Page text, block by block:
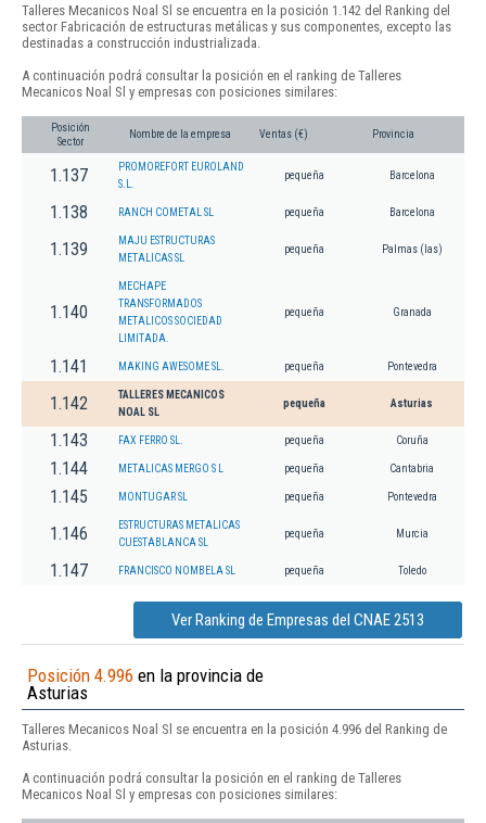
Talleres Mecanicos Noal Sl se encuentra en la posición 1.142 del Ranking del
sector Fabricación de estructuras metálicas y sus componentes, excepto las
destinadas a construcción industrializada.
A continuación podrá consultar la posición en el ranking de Talleres
Mecanicos Noal Sl y empresas con posiciones similares:
Posición
Sector
Nombre de la empresa Ventas (€) Provincia
1.137
PROMOREFORT EUROLAND
S.L.
pequeña Barcelona
1.138 RANCH COMETAL SL pequeña Barcelona
1.139
MAJU ESTRUCTURAS
METALICAS SL
pequeña Palmas (las)
1.140
MECHAPE
TRANSFORMADOS
METALICOS SOCIEDAD
LIMITADA.
pequeña Granada
1.141 MAKING AWESOME SL. pequeña Pontevedra
1.142
TALLERES MECANICOS
NOAL SL
pequeña Asturias
1.143 FAX FERRO SL. pequeña Coruña
1.144 METALICAS MERGO S L pequeña Cantabria
1.145 MONTUGAR SL pequeña Pontevedra
1.146
ESTRUCTURAS METALICAS
CUESTABLANCA SL
pequeña Murcia
1.147 FRANCISCO NOMBELA SL pequeña Toledo
Ver Ranking de Empresas del CNAE 2513
Posición 4.996 en la provincia de
Asturias
Talleres Mecanicos Noal Sl se encuentra en la posición 4.996 del Ranking de
Asturias.
A continuación podrá consultar la posición en el ranking de Talleres
Mecanicos Noal Sl y empresas con posiciones similares: